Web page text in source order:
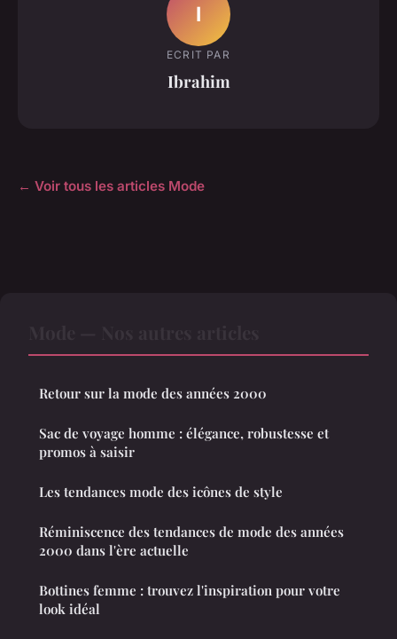
I
ECRIT PAR
Ibrahim
← Voir tous les articles Mode
Retour sur la mode des années 2000
Sac de voyage homme : élégance, robustesse et
promos à saisir
Les tendances mode des icônes de style
Réminiscence des tendances de mode des années
2000 dans l'ère actuelle
Bottines femme : trouvez l'inspiration pour votre
look idéal